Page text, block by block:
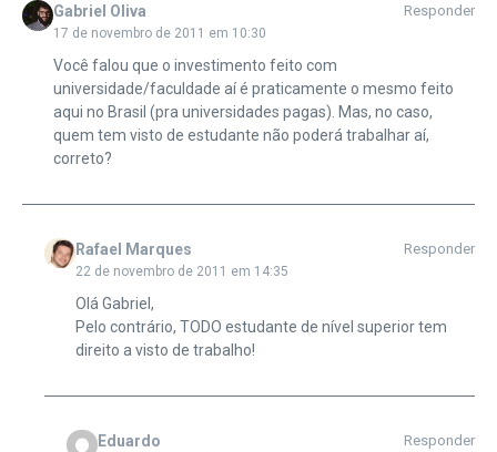
Gabriel Oliva
17 de novembro de 2011 em 10:30
Responder
Você falou que o investimento feito com
universidade/faculdade aí é praticamente o mesmo feito
aqui no Brasil (pra universidades pagas). Mas, no caso,
quem tem visto de estudante não poderá trabalhar aí,
correto?
Rafael Marques
22 de novembro de 2011 em 14:35
Responder
Olá Gabriel,
Pelo contrário, TODO estudante de nível superior tem
direito a visto de trabalho!
Eduardo Responder